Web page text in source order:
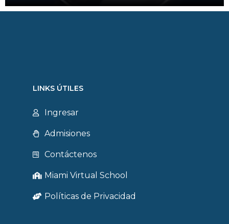
LINKS ÚTILES
Ingresar
Admisiones
Contáctenos
Miami Virtual School
Políticas de Privacidad